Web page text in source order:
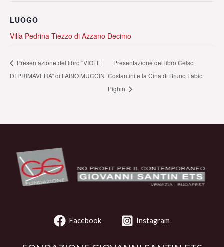
LUOGO
Villa Pedrina Tiezzo di Azzano Decimo
Presentazione del libro “VIOLE
DI PRIMAVERA” di FABIO MUCCIN
Presentazione del libro Celso
Costantini e la Cina di Bruno Fabio
Pighin
Facebook Instagram